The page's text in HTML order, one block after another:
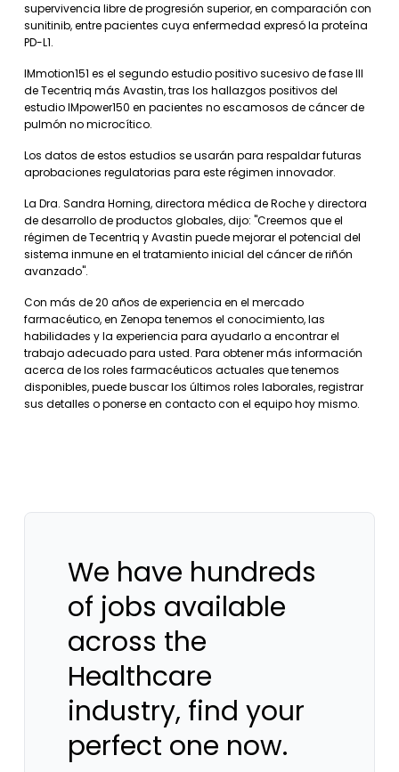
supervivencia libre de progresión superior, en comparación con
sunitinib, entre pacientes cuya enfermedad expresó la proteína
PD-L1.
IMmotion151 es el segundo estudio positivo sucesivo de fase III
de Tecentriq más Avastin, tras los hallazgos positivos del
estudio IMpower150 en pacientes no escamosos de cáncer de
pulmón no microcítico.
Los datos de estos estudios se usarán para respaldar futuras
aprobaciones regulatorias para este régimen innovador.
La Dra. Sandra Horning, directora médica de Roche y directora
de desarrollo de productos globales, dijo: "Creemos que el
régimen de Tecentriq y Avastin puede mejorar el potencial del
sistema inmune en el tratamiento inicial del cáncer de riñón
avanzado".
Con más de 20 años de experiencia en el mercado
farmacéutico, en Zenopa tenemos el conocimiento, las
habilidades y la experiencia para ayudarlo a encontrar el
trabajo adecuado para usted. Para obtener más información
acerca de los roles farmacéuticos actuales que tenemos
disponibles, puede buscar los últimos roles laborales, registrar
sus detalles o ponerse en contacto con el equipo hoy mismo.
We have hundreds
of jobs available
across the
Healthcare
industry, find your
perfect one now.